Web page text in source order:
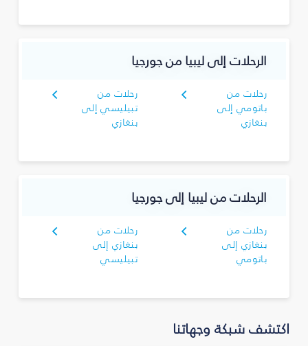
الرحلات إلى ليبيا من جورجيا
رحلات من
باتومي إلى
بنغازي
رحلات من
تبيليسي إلى
بنغازي
الرحلات من ليبيا إلى جورجيا
رحلات من
بنغازي إلى
باتومي
رحلات من
بنغازي إلى
تبيليسي
اكتشف شبكة وجهاتنا